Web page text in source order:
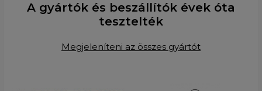
A gyártók és beszállítók évek óta
tesztelték
Megjeleníteni az összes gyártót